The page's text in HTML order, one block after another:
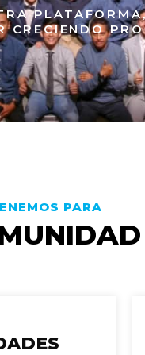
CRECIENDO
PARA